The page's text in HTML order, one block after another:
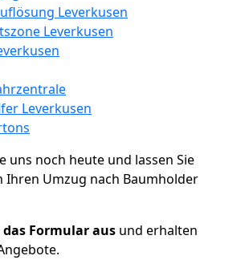
Leverkusen
Leverkusen
Leverkusen
uns noch heute und lassen Sie
Ihren Umzug nach Baumholder
Formular aus und erhalten